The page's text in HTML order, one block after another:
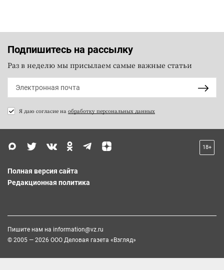
Подпишитесь на рассылку
Раз в неделю мы присылаем самые важные статьи
Я даю согласие на обработку персональных данных
18+
Полная версия сайта
Редакционная политика
Пишите нам на information@vz.ru
© 2005 — 2026 ООО Деловая газета «Взгляд»